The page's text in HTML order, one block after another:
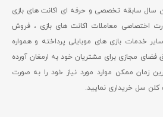
سال سابقه تخصصی و حرفه ای اکانت های بازی
اختصاصی معاملات اکانت های بازی ، فروش
خدمات بازی های موبایلی پرداخته و همواره
مجازی برای مشتریان خود به ارمغان آورده
زمان ممکن موارد مورد نیاز خود را به صورت
کلن سل خریداری نمایید.